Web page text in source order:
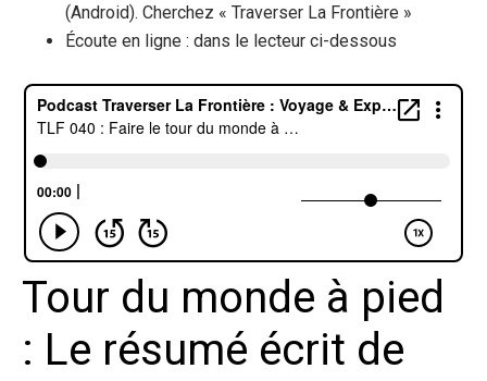
(Android). Cherchez « Traverser La Frontière »
Écoute en ligne : dans le lecteur ci-dessous
Tour du monde à pied
: Le résumé écrit de